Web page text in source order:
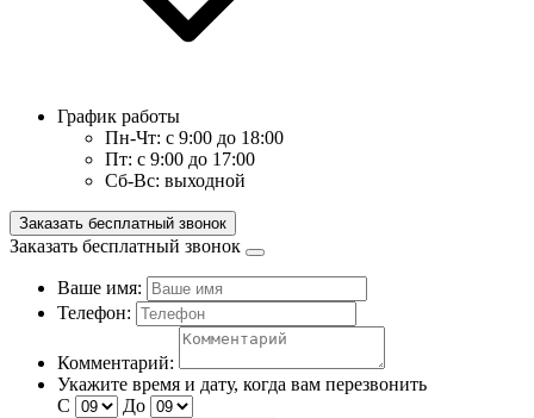
График работы
Пн-Чт: с 9:00 до 18:00
Пт: с 9:00 до 17:00
Сб-Вс: выходной
Заказать бесплатный звонок
Заказать бесплатный звонок
Ваше имя:
Телефон:
Комментарий:
Укажите время и дату, когда вам перезвонить
С
До